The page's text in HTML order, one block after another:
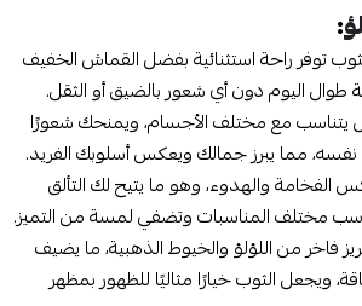
:
توفر راحة استثنائية بفضل القماش الخفيف
طوال اليوم دون أي شعور بالضيق أو الثقل.
يتناسب مع مختلف الأجسام، ويمنحك شعورًا
نفسه، مما يبرز جمالك ويعكس أسلوبك الفريد.
الفخامة والهدوء، وهو ما يتيح لك التألق
مختلف المناسبات وتضفي لمسة من التميز.
فاخر من اللؤلؤ والخيوط الذهبية، ما يضيف
ويجعل الثوب خيارًا مثاليًا للظهور بمظهر